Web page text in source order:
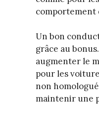
comportement
Un bon
grâce au
augmenter le
pour les
non
maintenir une